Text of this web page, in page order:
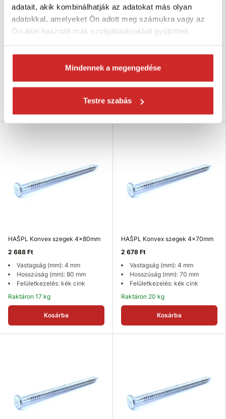
adatait, akik kombinálhatják az adatokat más olyan
adatokkal, amelyeket Ön adott meg számukra vagy az
Ön által használt más szolgáltatásokból gyűjtöttek.
Mindennek a megengedése
Testre szabás
HAŠPL Építési szegek 1,2x20mm
Vastagság (mm): 1,2 mm
HAŠPL Konvex szegek 4x90mm
Vastagság (mm): 4 mm
Felületkezelés: kék cink
Nincs készleten
Elérhetőség ellenőrzése
HAŠPL Konvex szegek 4x80mm
2 688 Ft
Vastagság (mm): 4 mm
Hosszúság (mm): 80 mm
Felületkezelés: kék cink
Raktáron 17 kg
Kosárba
HAŠPL Konvex szegek 4x70mm
2 678 Ft
Vastagság (mm): 4 mm
Hosszúság (mm): 70 mm
Felületkezelés: kék cink
Raktáron 20 kg
Kosárba